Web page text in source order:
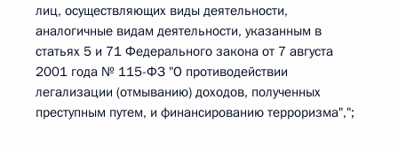
лиц, осуществляющих виды деятельности,
аналогичные видам деятельности, указанным в
статьях 5 и 71 Федерального закона от 7 августа
2001 года № 115-ФЗ "О противодействии
легализации (отмыванию) доходов, полученных
преступным путем, и финансированию терроризма",";